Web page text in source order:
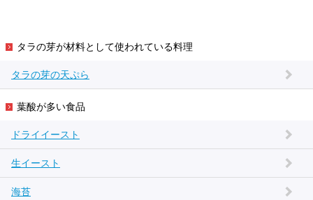
タラの芽が材料として使われている料理
タラの芽の天ぷら
葉酸が多い食品
ドライイースト
生イースト
海苔